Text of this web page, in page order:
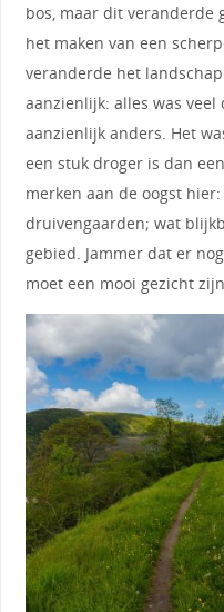
bos, maar dit veranderde
het maken van een
veranderde het
aanzienlijk: alles was veel
aanzienlijk anders. Het
een stuk droger is dan
merken aan de oogst
druivengaarden; wat
gebied. Jammer dat er
moet een mooi gezicht